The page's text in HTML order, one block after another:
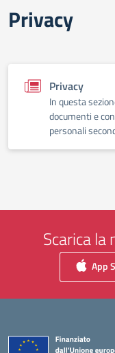
Privacy
Privacy
In questa
documenti e
personali
Scarica
App